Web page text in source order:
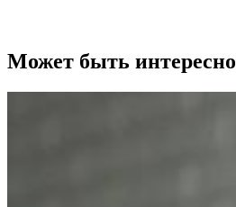
Может быть интересно